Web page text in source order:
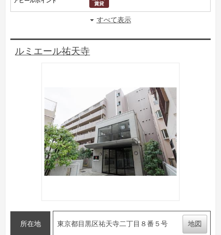
すべて表示
ルミエール祐天寺
所在地 東京都目黒区祐天寺二丁目８番５号 地図